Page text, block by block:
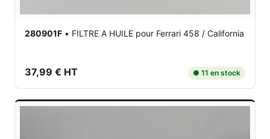
280901F • FILTRE A HUILE pour Ferrari 458 / California
37,99 € HT ● 11 en stock